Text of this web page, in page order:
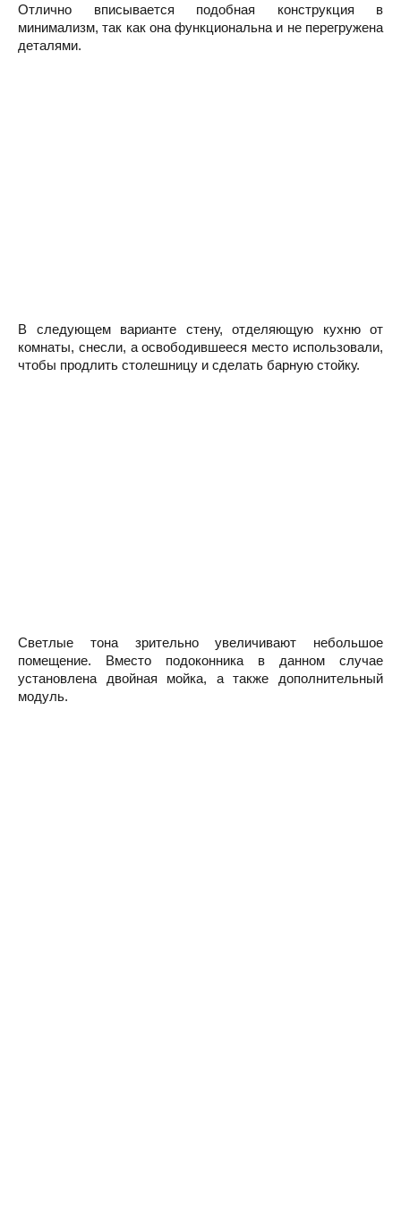
Отлично вписывается подобная конструкция в
минимализм, так как она функциональна и не перегружена
деталями.
В следующем варианте стену, отделяющую кухню от
комнаты, снесли, а освободившееся место использовали,
чтобы продлить столешницу и сделать барную стойку.
Светлые тона зрительно увеличивают небольшое
помещение. Вместо подоконника в данном случае
установлена двойная мойка, а также дополнительный
модуль.